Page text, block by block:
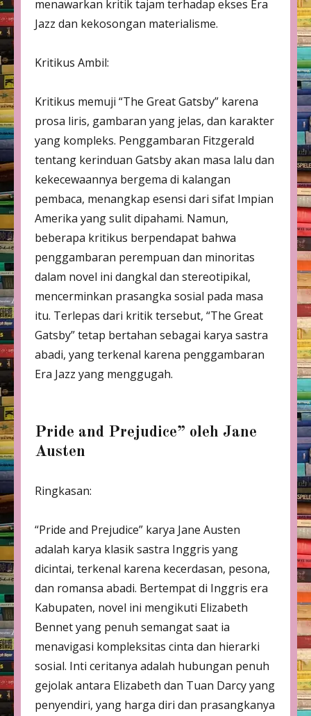
menawarkan kritik tajam terhadap ekses Era
Jazz dan kekosongan materialisme.
Kritikus Ambil:
Kritikus memuji “The Great Gatsby” karena
prosa liris, gambaran yang jelas, dan karakter
yang kompleks. Penggambaran Fitzgerald
tentang kerinduan Gatsby akan masa lalu dan
kekecewaannya bergema di kalangan
pembaca, menangkap esensi dari sifat Impian
Amerika yang sulit dipahami. Namun,
beberapa kritikus berpendapat bahwa
penggambaran perempuan dan minoritas
dalam novel ini dangkal dan stereotipikal,
mencerminkan prasangka sosial pada masa
itu. Terlepas dari kritik tersebut, “The Great
Gatsby” tetap bertahan sebagai karya sastra
abadi, yang terkenal karena penggambaran
Era Jazz yang menggugah.
Pride and Prejudice” oleh Jane
Austen
Ringkasan:
“Pride and Prejudice” karya Jane Austen
adalah karya klasik sastra Inggris yang
dicintai, terkenal karena kecerdasan, pesona,
dan romansa abadi. Bertempat di Inggris era
Kabupaten, novel ini mengikuti Elizabeth
Bennet yang penuh semangat saat ia
menavigasi kompleksitas cinta dan hierarki
sosial. Inti ceritanya adalah hubungan penuh
gejolak antara Elizabeth dan Tuan Darcy yang
penyendiri, yang harga diri dan prasangkanya